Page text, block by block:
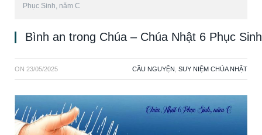
Phục Sinh, năm C
Bình an trong Chúa – Chúa Nhật 6 Phục
ON 23/05/2025 CẦU NGUYỆN SUY NIỆM CHÚA NHẬT